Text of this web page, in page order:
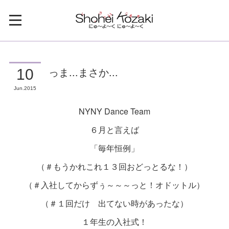
10
Jun 2015
っま...まさか...
NYNY Dance Team
６月と言えば
「毎年恒例」
（＃もうかれこれ１３回おどっとるな！）
（＃入社してからずぅ～～～っと！オドットル）
（＃１回だけ 出てない時があったな）
１年生の入社式！